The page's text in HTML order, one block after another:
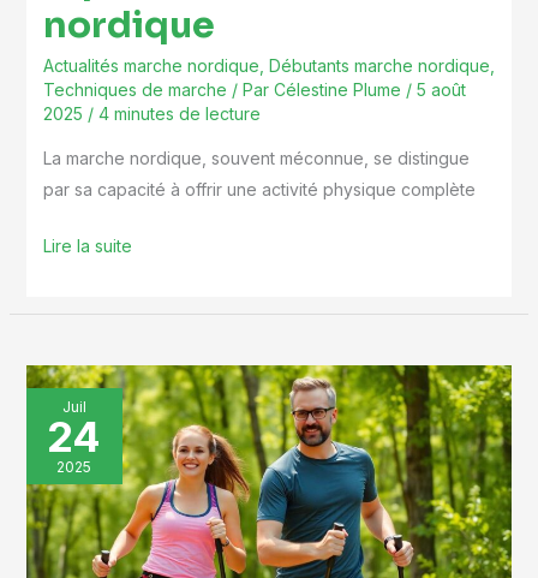
nordique
Actualités marche nordique Débutants marche nordique
Techniques de marche / Par Célestine Plume / 5 août
2025 / 4 minutes de lecture
La marche nordique, souvent méconnue, se distingue
par sa capacité à offrir une activité physique complète
Lire la suite
Juil
24
2025
Calendrier
Entraînements
de
Marche
Nordique